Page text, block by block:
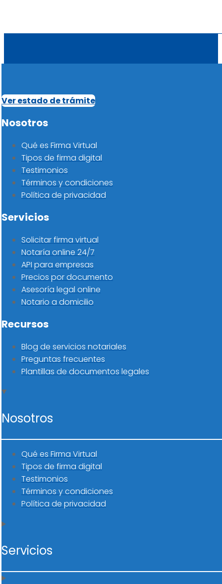
Ver estado de trámite
Nosotros
Qué es Firma Virtual
Tipos de firma digital
Testimonios
Términos y condiciones
Política de privacidad
Servicios
Solicitar firma virtual
Notaría online 24/7
API para empresas
Precios por documento
Asesoría legal online
Notario a domicilio
Recursos
Blog de servicios notariales
Preguntas frecuentes
Plantillas de documentos legales
Nosotros
Qué es Firma Virtual
Tipos de firma digital
Testimonios
Términos y condiciones
Política de privacidad
Servicios